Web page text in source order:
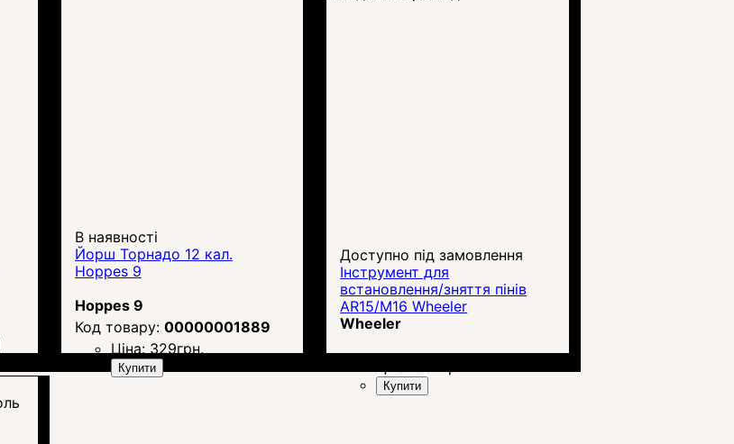
В наявності
Йорш Торнадо 12 кал.
Hoppes 9
Hoppes 9
00000001889
Ціна: 329грн.
Купити
Доступно під замовлення
Інструмент для
встановлення/зняття пінів
AR15/M16 Wheeler
Wheeler
Купити